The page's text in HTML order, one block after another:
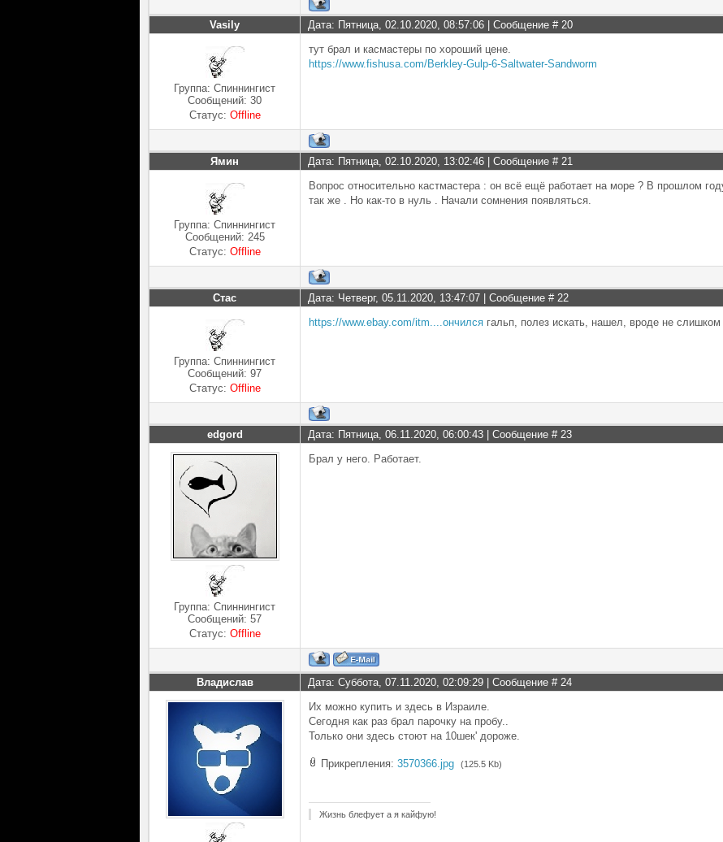
Vasily Дата: Пятница, 02.10.2020, 08:57:06 | Сообщение # 20
Группа: Спиннингист
Сообщений: 30
Статус: Offline
тут брал и касмастеры по хороший цене.
https://www.fishusa.com/Berkley-Gulp-6-Saltwater-Sandworm
Ямин Дата: Пятница, 02.10.2020, 13:02:46 | Сообщение # 21
Группа: Спиннингист
Сообщений: 245
Статус: Offline
Вопрос относительно кастмастера : он всё ещё работает на море ? В прошлом
так же . Но как-то в нуль . Начали сомнения появляться.
Стас Дата: Четверг, 05.11.2020, 13:47:07 | Сообщение # 22
Группа: Спиннингист
Сообщений: 97
Статус: Offline
https://www.ebay.com/itm....ончился гальп, полез искать, нашел, вроде не слишком
edgord Дата: Пятница, 06.11.2020, 06:00:43 | Сообщение # 23
Группа: Спиннингист
Сообщений: 57
Статус: Offline
Брал у него. Работает.
Владислав Дата: Суббота, 07.11.2020, 02:09:29 | Сообщение # 24
Их можно купить и здесь в Израиле.
Сегодня как раз брал парочку на пробу..
Только они здесь стоют на 10шек' дороже.
Прикрепления: 3570366.jpg (125.5 Kb)
Жизнь блефует а я кайфую!